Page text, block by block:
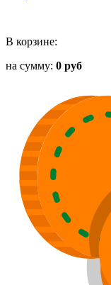
В корзине:
на сумму: 0 руб